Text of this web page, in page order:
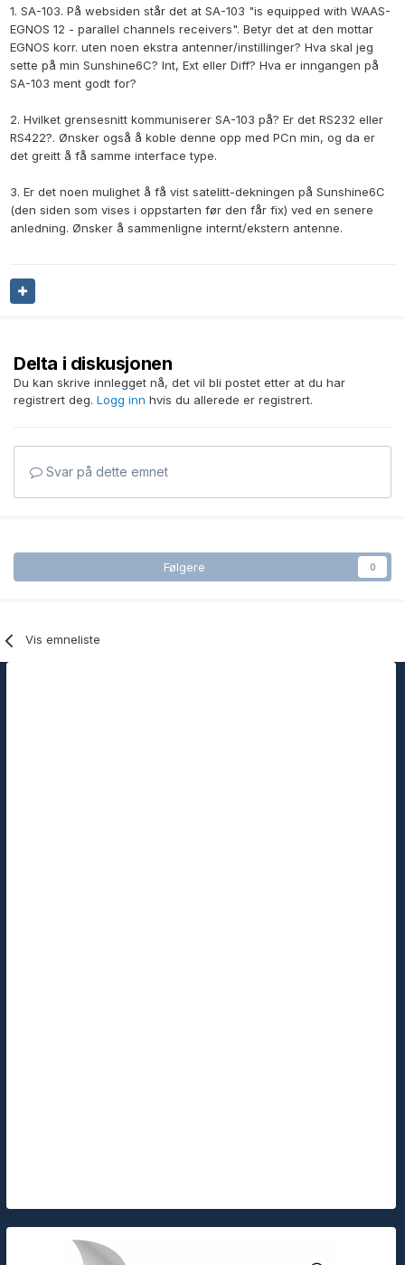
1. SA-103. På websiden står det at SA-103 "is equipped with WAAS-
EGNOS 12 - parallel channels receivers". Betyr det at den mottar
EGNOS korr. uten noen ekstra antenner/instillinger? Hva skal jeg
sette på min Sunshine6C? Int, Ext eller Diff? Hva er inngangen på
SA-103 ment godt for?
2. Hvilket grensesnitt kommuniserer SA-103 på? Er det RS232 eller
RS422?. Ønsker også å koble denne opp med PCn min, og da er
det greitt å få samme interface type.
3. Er det noen mulighet å få vist satelitt-dekningen på Sunshine6C
(den siden som vises i oppstarten før den får fix) ved en senere
anledning. Ønsker å sammenligne internt/ekstern antenne.
Delta i diskusjonen
Du kan skrive innlegget nå, det vil bli postet etter at du har
registrert deg. Logg inn hvis du allerede er registrert.
Svar på dette emnet
Følgere 0
Vis emneliste